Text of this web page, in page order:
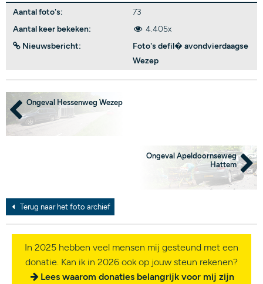
Aantal foto's:
73
Aantal keer bekeken:
4.405x
Nieuwsbericht:
Foto's defil� avondvierdaagse
Wezep
Ongeval Hessenweg Wezep
Ongeval Apeldoornseweg
Hattem
Terug naar het foto archief
In 2025 hebben veel mensen mij gesteund met een
donatie. Kan ik in 2026 ook op jouw steun rekenen?
Lees waarom donaties belangrijk voor mij zijn